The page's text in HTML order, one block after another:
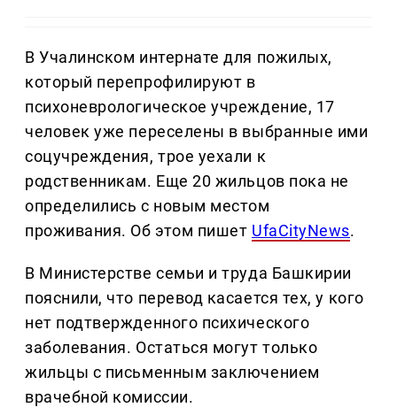
В Учалинском интернате для пожилых,
который перепрофилируют в
психоневрологическое учреждение, 17
человек уже переселены в выбранные ими
соцучреждения, трое уехали к
родственникам. Еще 20 жильцов пока не
определились с новым местом
проживания. Об этом пишет UfaCityNews.
В Министерстве семьи и труда Башкирии
пояснили, что перевод касается тех, у кого
нет подтвержденного психического
заболевания. Остаться могут только
жильцы с письменным заключением
врачебной комиссии.